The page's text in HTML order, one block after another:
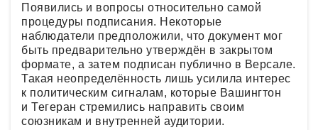
Появились и вопросы относительно самой
процедуры подписания. Некоторые
наблюдатели предположили, что документ мог
быть предварительно утверждён в закрытом
формате, а затем подписан публично в Версале.
Такая неопределённость лишь усилила интерес
к политическим сигналам, которые Вашингтон
и Тегеран стремились направить своим
союзникам и внутренней аудитории.